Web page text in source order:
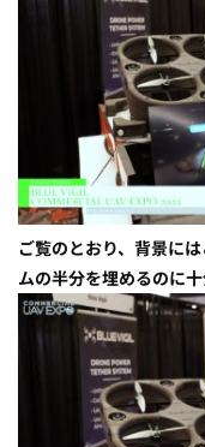
ご覧のとおり、背景に
ムの半分を埋めるのに十